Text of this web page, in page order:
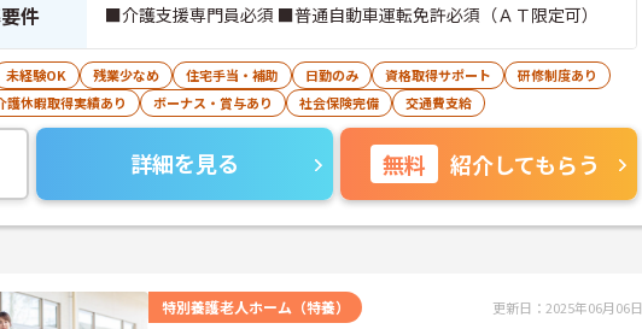
件 ■介護支援専門員必須 ■普通自動車運転免許必須（ＡＴ限定可）
未経験OK 残業少なめ 住宅手当・補助 日勤のみ 資格取得サポート
研修制度あり
護休暇取得実績あり
ボーナス・賞与あり 社会保険完備 交通費支給
詳細を見る 無料 紹介してもらう
特別養護老人ホーム（特養） 更新日：2025年06月06日